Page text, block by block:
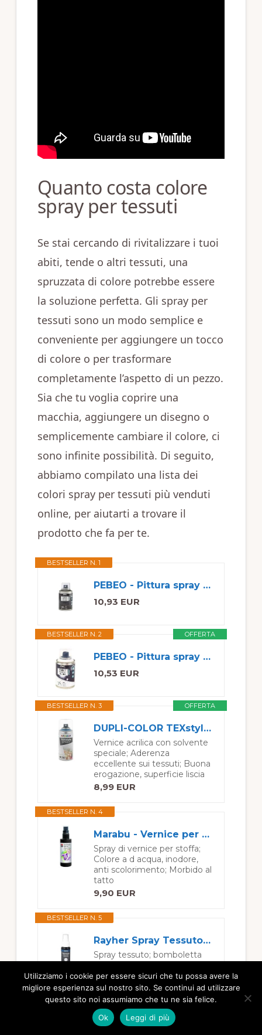
Quanto costa colore
spray per tessuti
Se stai cercando di rivitalizzare i tuoi
abiti, tende o altri tessuti, una
spruzzata di colore potrebbe essere
la soluzione perfetta. Gli spray per
tessuti sono un modo semplice e
conveniente per aggiungere un tocco
di colore o per trasformare
completamente l’aspetto di un pezzo.
Sia che tu voglia coprire una
macchia, aggiungere un disegno o
semplicemente cambiare il colore, ci
sono infinite possibilità. Di seguito,
abbiamo compilato una lista dei
colori spray per tessuti più venduti
online, per aiutarti a trovare il
prodotto che fa per te.
BESTSELLER N. 1
PEBEO - Pittura spray per tessuti 7A Spray - Tessuti naturali e sintetici - A base acqua - Senza solventi - Lavabile in lavatrice - Pittura su tessuto PEBEO colore Nero
10,93 EUR
OFFERTA
BESTSELLER N. 2
PEBEO - Pittura spray per tessuti 7A Spray - Tessuti naturali e sintetici - A base acqua - Senza solventi - Lavabile in lavatrice - Pittura su tessuto PEBEO colore Bianco
10,53 EUR
OFFERTA
BESTSELLER N. 3
DUPLI-COLOR TEXstyle SPRAY Blu 150 ml
Vernice acrilica con solvente
speciale; Aderenza
eccellente sui tessuti; Buona
erogazione, superficie liscia
8,99 EUR
BESTSELLER N. 4
Marabu - Vernice per Stoffa con erogatore Spray, 100 ml, Color Nero
Spray di vernice per stoffa;
Colore a d acqua, inodore,
anti scolorimento; Morbido al
tatto
9,90 EUR
BESTSELLER N. 5
Rayher Spray Tessuto, Nero, 50 ml
Spray tessuto; bomboletta
ottima qualità
4,79 EUR
BESTSELLER N. 6
Utilizziamo i cookie per essere sicuri che tu possa avere la
migliore esperienza sul nostro sito. Se continui ad utilizzare
questo sito noi assumiamo che tu ne sia felice.
Ok
Leggi di più